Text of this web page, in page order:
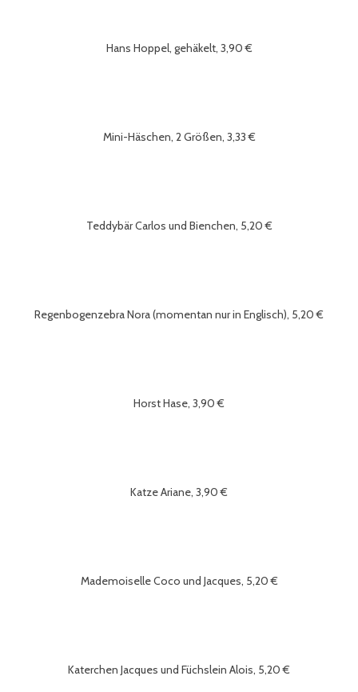
Hans Hoppel, gehäkelt, 3,90 €
Mini-Häschen, 2 Größen, 3,33 €
Teddybär Carlos und Bienchen, 5,20 €
Regenbogenzebra Nora (momentan nur in Englisch), 5,20 €
Horst Hase, 3,90 €
Katze Ariane, 3,90 €
Mademoiselle Coco und Jacques, 5,20 €
Katerchen Jacques und Füchslein Alois, 5,20 €